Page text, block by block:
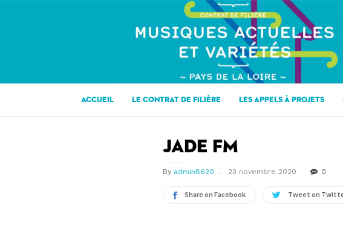
CONTRAT
DE
FILIERE
ACTUELLES
EN
LA
LOIRE
ACCUEIL LE CONTRAT DE FILIÈRE LES APPELS À PROJETS
Jade FM
By admin8620 23 novembre 2020 0
Share on Facebook Tweet on